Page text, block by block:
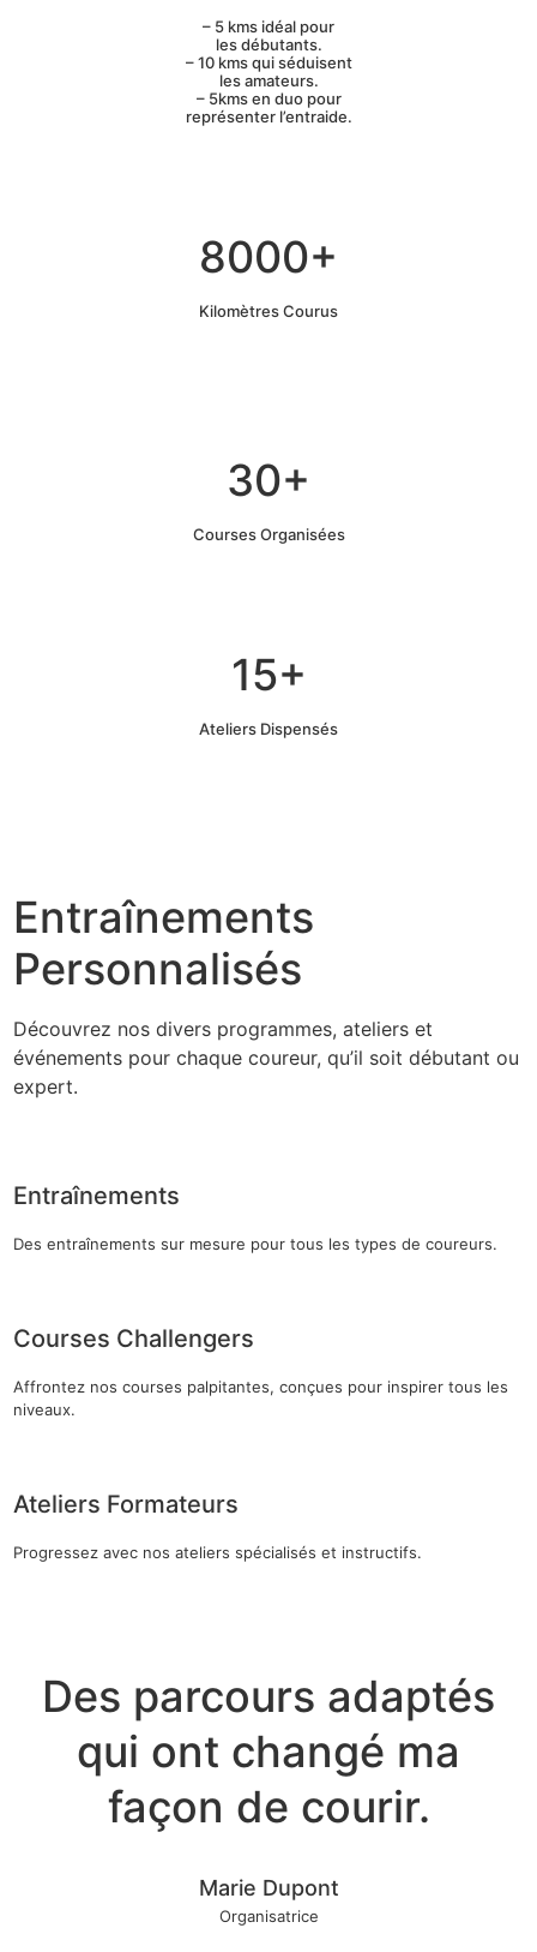
– 5 kms idéal pour
les débutants.
– 10 kms qui séduisent
les amateurs.
– 5kms en duo pour
représenter l’entraide.
8000+
Kilomètres Courus
30+
Courses Organisées
15+
Ateliers Dispensés
Entraînements
Personnalisés
Découvrez nos divers programmes, ateliers et
événements pour chaque coureur, qu’il soit débutant ou
expert.
Entraînements
Des entraînements sur mesure pour tous les types de coureurs.
Courses Challengers
Affrontez nos courses palpitantes, conçues pour inspirer tous les
niveaux.
Ateliers Formateurs
Progressez avec nos ateliers spécialisés et instructifs.
Des parcours adaptés
qui ont changé ma
façon de courir.
Marie Dupont
Organisatrice